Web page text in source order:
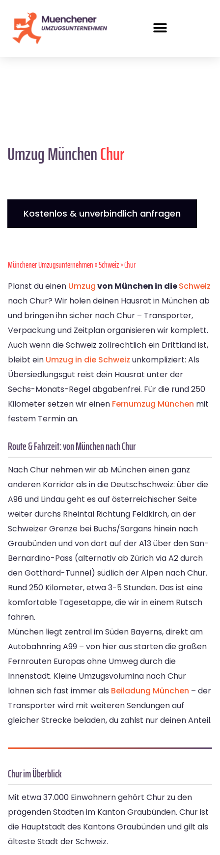
Umzug MünchenChur
Kostenlos & unverbindlich anfragen
Münchener Umzugsunternehmen»Schweiz» Chur
Planst du einen Umzugvon München in dieSchweiz
nach Chur? Wir holen deinen Hausrat in München ab
und bringen ihn sicher nach Chur – Transporter,
Verpackung und Zeitplan organisieren wir komplett.
Auch wenn die Schweiz zollrechtlich ein Drittland ist,
bleibt ein Umzug in die Schweiz unkompliziert: Als
Übersiedlungsgut reist dein Hausrat unter der
Sechs-Monats-Regel abgabenfrei. Für die rund 250
Kilometer setzen wir einen Fernumzug München mit
festem Termin an.
Route & Fahrzeit: von München nach Chur
Nach Chur nehmen wir ab München einen ganz
anderen Korridor als in die Deutschschweiz: über die
A96 und Lindau geht es auf österreichischer Seite
weiter durchs Rheintal Richtung Feldkirch, an der
Schweizer Grenze bei Buchs/Sargans hinein nach
Graubünden und von dort auf der A13 über den San-
Bernardino-Pass (alternativ ab Zürich via A2 durch
den Gotthard-Tunnel) südlich der Alpen nach Chur.
Rund 250 Kilometer, etwa 3-5 Stunden. Das ist eine
komfortable Tagesetappe, die wir in einem Rutsch
fahren.
München liegt zentral im Süden Bayerns, direkt am
Autobahnring A99 – von hier aus starten die großen
Fernrouten Europas ohne Umweg durch die
Innenstadt. Kleine Umzugsvolumina nach Chur
lohnen sich fast immer als Beiladung München – der
Transporter wird mit weiteren Sendungen auf
gleicher Strecke beladen, du zahlst nur deinen Anteil.
Chur im Überblick
Mit etwa 37.000 Einwohnern gehört Chur zu den
prägenden Städten im Kanton Graubünden. Chur ist
die Hauptstadt des Kantons Graubünden und gilt als
älteste Stadt der Schweiz.